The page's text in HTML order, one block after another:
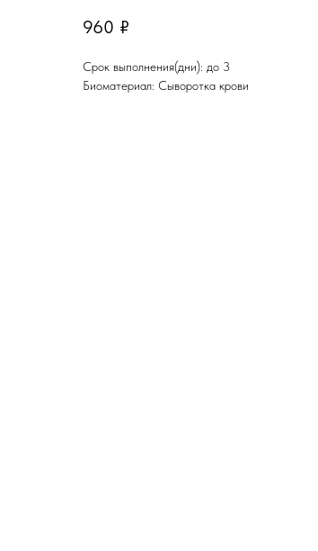
960 ₽
Срок выполнения(дни): до 3
Биоматериал: Сыворотка крови